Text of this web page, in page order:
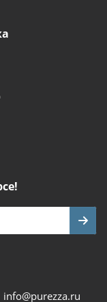
info@purezza.ru